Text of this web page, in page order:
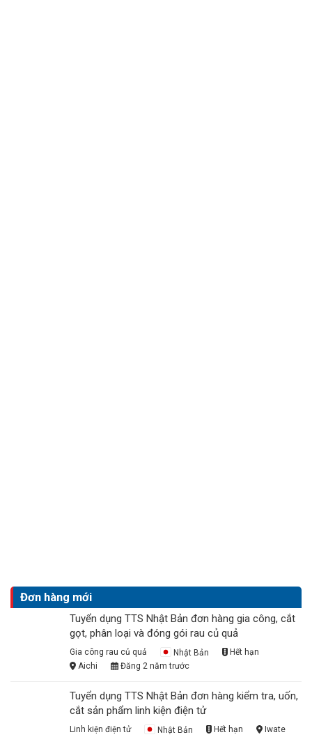
Đơn hàng mới
Tuyển dụng TTS Nhật Bản đơn hàng gia công, cắt
gọt, phân loại và đóng gói rau củ quả
Gia công rau củ quả Nhật Bản
Hết hạn
Aichi
Đăng 2 năm trước
Tuyển dụng TTS Nhật Bản đơn hàng kiểm tra, uốn,
cắt sản phẩm linh kiện điện tử
Linh kiện điện tử Nhật Bản Hết hạn
Iwate